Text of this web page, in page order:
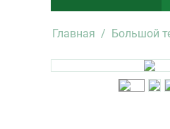
Главная / Большой